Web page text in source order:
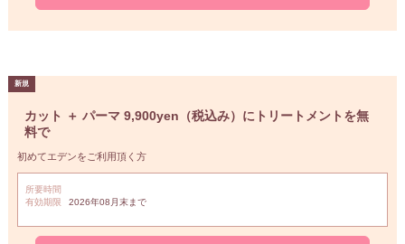
カット ＋ パーマ 9,900yen（税込み）にトリートメントを無
料で
初めてエデンをご利用頂く方
所要時間
有効期限
2026年08月末まで